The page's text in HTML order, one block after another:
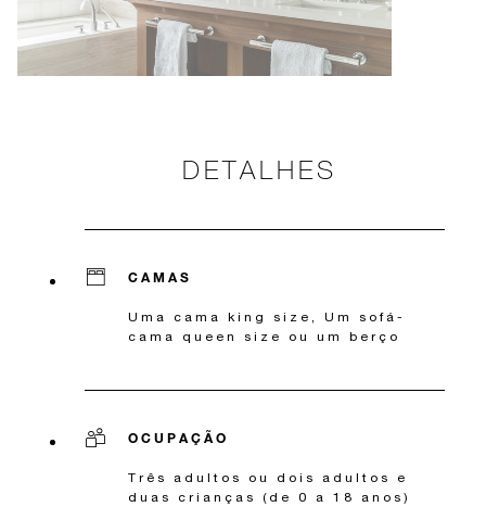
DETALHES
CAMAS
Uma cama king size, Um sofá-
cama queen size ou um berço
OCUPAÇÃO
Três adultos ou dois adultos e
duas crianças (de 0 a 18 anos)